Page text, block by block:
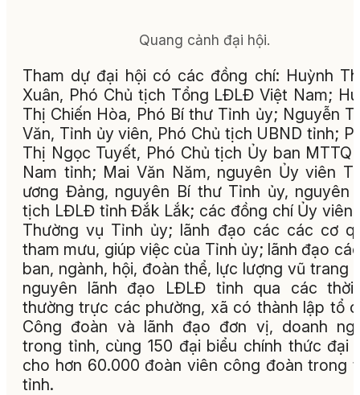
Quang cảnh đại hội.
Tham dự đại hội có các đồng chí: Huỳnh
Xuân, Phó Chủ tịch Tổng LĐLĐ Việt Nam;
Thị Chiến Hòa, Phó Bí thư Tỉnh ủy; Nguyễn
Văn, Tỉnh ủy viên, Phó Chủ tịch UBND tỉnh;
Thị Ngọc Tuyết, Phó Chủ tịch Ủy ban MTTQ
Nam tỉnh; Mai Văn Năm, nguyên Ủy viên
ương Đảng, nguyên Bí thư Tỉnh ủy, nguyên
tịch LĐLĐ tỉnh Đắk Lắk; các đồng chí Ủy viên
Thường vụ Tỉnh ủy; lãnh đạo các các cơ
tham mưu, giúp việc của Tỉnh ủy; lãnh đạo
ban, ngành, hội, đoàn thể, lực lượng vũ trang
nguyên lãnh đạo LĐLĐ tỉnh qua các thời
thường trực các phường, xã có thành lập tổ
Công đoàn và lãnh đạo đơn vị, doanh
trong tỉnh, cùng 150 đại biểu chính thức đại
cho hơn 60.000 đoàn viên công đoàn trong
tỉnh.